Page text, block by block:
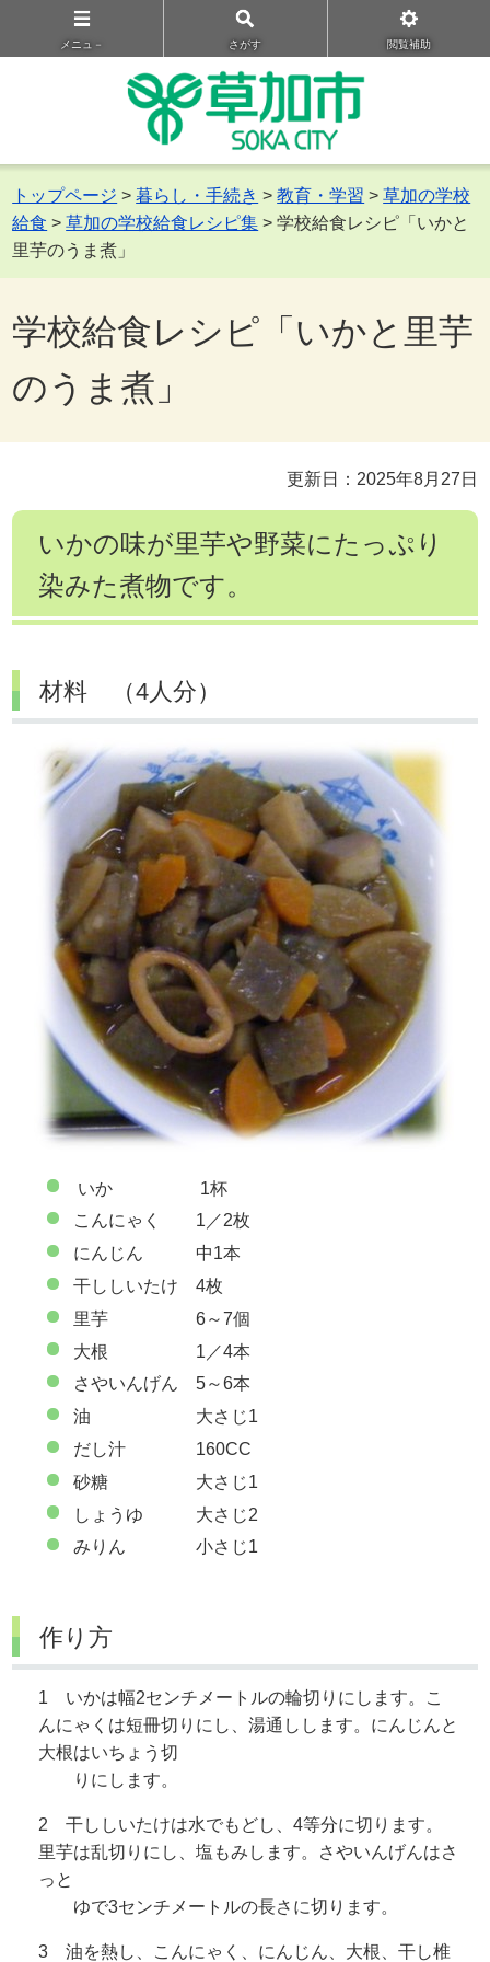
メニュ－ さがす 閲覧補助
トップページ >暮らし・手続き >教育・学習 >草加の学校
給食 >草加の学校給食レシピ集 > 学校給食レシピ「いかと
里芋のうま煮」
学校給食レシピ「いかと里芋
のうま煮」
更新日：2025年8月27日
いかの味が里芋や野菜にたっぷり
染みた煮物です。
材料 （4人分）
いか 1杯
こんにゃく 1／2枚
にんじん 中1本
干ししいたけ 4枚
里芋 6～7個
大根 1／4本
さやいんげん 5～6本
油 大さじ1
だし汁 160CC
砂糖 大さじ1
しょうゆ 大さじ2
みりん 小さじ1
作り方
1 いかは幅2センチメートルの輪切りにします。こ
んにゃくは短冊切りにし、湯通しします。にんじんと
大根はいちょう切
りにします。
2 干ししいたけは水でもどし、4等分に切ります。
里芋は乱切りにし、塩もみします。さやいんげんはさ
っと
ゆで3センチメートルの長さに切ります。
3 油を熱し、こんにゃく、にんじん、大根、干し椎